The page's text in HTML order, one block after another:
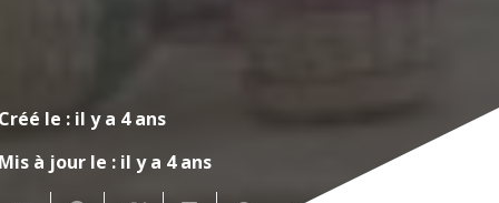
Créé le : il y a 4 ans
Mis à jour le : il y a 4 ans